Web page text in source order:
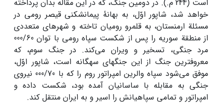
است (244 م.). در دومین جنگ، که در این مقاله بدان پرداخته
خواهد شد، شاپور اوّل، به بهانۀ پیمان­شکنی قیصر رومی در
مسئلة ارمنستان، به قلمرو رومیان تاخته و شهرهای متعددی
از منطقة سوریه را پس از شکست سپاه رومی با توان 000/60
مرد جنگی، تسخیر و ویران می‌کند. در جنگ سوم، که
معروفترین جنگ از این جنگ­های سه­گانه است، شاپور اوّل،
موفق می‌شود سپاه والرین امپراتور روم را که با 000/70 نیروی
جنگی به مقابله با ساسانیان آمده بود، شکست داده و
امپراتور و تمامی سپاهیانش را اسیر و به ایران منتقل کند.